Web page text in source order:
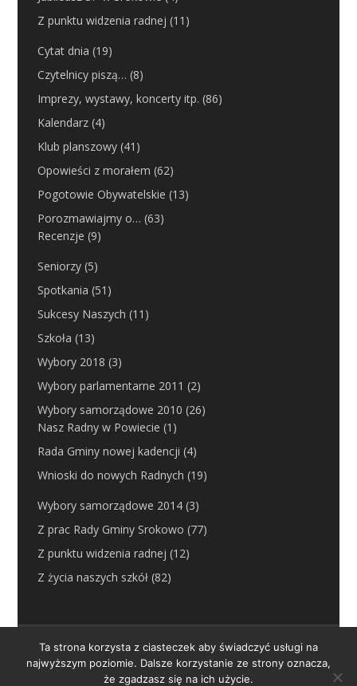
Z punktu widzenia radnej (11)
Cytat dnia (19)
Czytelnicy piszą… (8)
Imprezy, wystawy, koncerty itp. (86)
Kalendarz(4)
Klub planszowy(41)
Opowieści z morałem (62)
Pogotowie Obywatelskie (13)
Porozmawiajmy o… (63)
Recenzje (9)
Seniorzy(5)
Spotkania (51)
Sukcesy Naszych (11)
Szkoła (13)
Wybory 2018 (3)
Wybory parlamentarne 2011 (2)
Wybory samorządowe 2010 (26)
Nasz Radny w Powiecie (1)
Rada Gminy nowej kadencji (4)
Wnioski do nowych Radnych (19)
Wybory samorządowe 2014(3)
Z prac Rady Gminy Srokowo (77)
Z punktu widzenia radnej (12)
Z życia naszych szkół(82)
SROKOWO-ONLINE-BIS.pl
Ta strona korzysta z ciasteczek aby świadczyć usługi na
najwyższym poziomie. Dalsze korzystanie ze strony oznacza,
że zgadzasz się na ich użycie.